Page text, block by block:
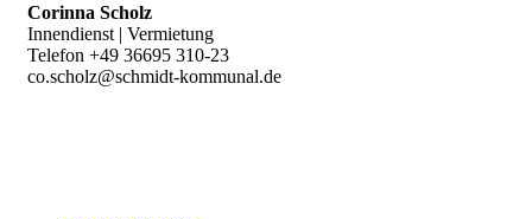
Corinna Scholz
Innendienst | Vermietung
Telefon +49 36695 310-23
co.scholz@schmidt-kommunal.de